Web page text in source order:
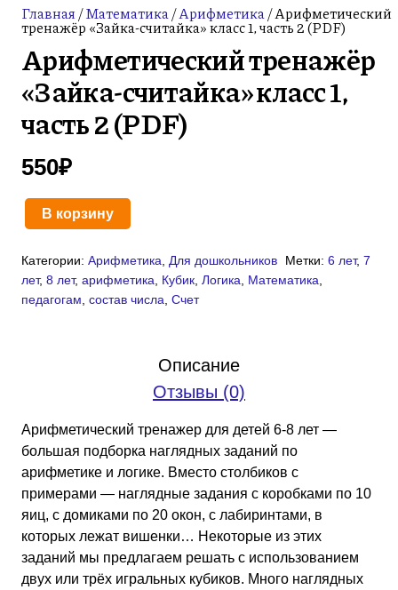
Главная/Математика/Арифметика/ Арифметический
тренажёр «Зайка-считайка» класс 1, часть 2 (PDF)
Арифметический тренажёр
«Зайка-считайка» класс 1,
часть 2 (PDF)
550₽
Количество
Арифметический
тренажёр
«Зайка-
(PDF)
В корзину
Категории: Арифметика Для дошкольников Метки: 6 лет, 7
лет, 8 лет, арифметика Кубик Логика Математика
педагогам состав числа Счет
Описание
Отзывы (0)
Арифметический тренажер для детей 6-8 лет —
большая подборка наглядных заданий по
арифметике и логике. Вместо столбиков с
примерами — наглядные задания с коробками по 10
яиц, с домиками по 20 окон, с лабиринтами, в
которых лежат вишенки… Некоторые из этих
заданий мы предлагаем решать с использованием
двух или трёх игральных кубиков. Много наглядных